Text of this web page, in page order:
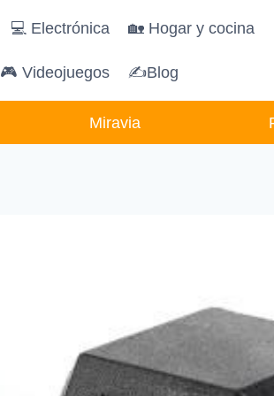
💻 Electrónica 🏡 Hogar y cocina
🎮 Videojuegos ✍Blog
Miravia